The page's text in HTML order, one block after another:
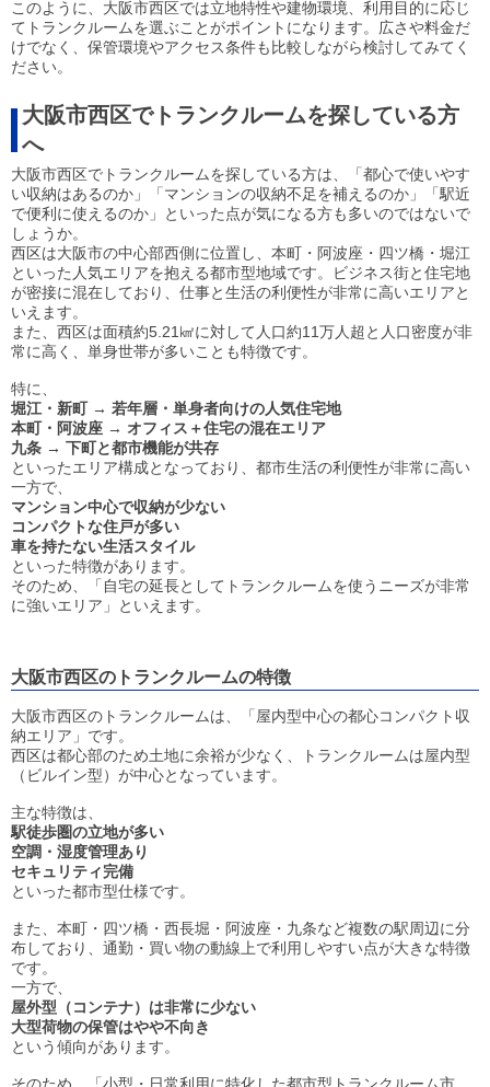
このように、大阪市西区では立地特性や建物環境、利用目的に応じ
てトランクルームを選ぶことがポイントになります。広さや料金だ
けでなく、保管環境やアクセス条件も比較しながら検討してみてく
ださい。
大阪市西区でトランクルームを探している方
へ
大阪市西区でトランクルームを探している方は、「都心で使いやす
い収納はあるのか」「マンションの収納不足を補えるのか」「駅近
で便利に使えるのか」といった点が気になる方も多いのではないで
しょうか。
西区は大阪市の中心部西側に位置し、本町・阿波座・四ツ橋・堀江
といった人気エリアを抱える都市型地域です。ビジネス街と住宅地
が密接に混在しており、仕事と生活の利便性が非常に高いエリアと
いえます。
また、西区は面積約5.21㎢に対して人口約11万人超と人口密度が非
常に高く、単身世帯が多いことも特徴です。
特に、
堀江・新町 → 若年層・単身者向けの人気住宅地
本町・阿波座 → オフィス＋住宅の混在エリア
九条 → 下町と都市機能が共存
といったエリア構成となっており、都市生活の利便性が非常に高い
一方で、
マンション中心で収納が少ない
コンパクトな住戸が多い
車を持たない生活スタイル
といった特徴があります。
そのため、「自宅の延長としてトランクルームを使うニーズが非常
に強いエリア」といえます。
大阪市西区のトランクルームの特徴
大阪市西区のトランクルームは、「屋内型中心の都心コンパクト収
納エリア」です。
西区は都心部のため土地に余裕が少なく、トランクルームは屋内型
（ビルイン型）が中心となっています。
主な特徴は、
駅徒歩圏の立地が多い
空調・湿度管理あり
セキュリティ完備
といった都市型仕様です。
また、本町・四ツ橋・西長堀・阿波座・九条など複数の駅周辺に分
布しており、通勤・買い物の動線上で利用しやすい点が大きな特徴
です。
一方で、
屋外型（コンテナ）は非常に少ない
大型荷物の保管はやや不向き
という傾向があります。